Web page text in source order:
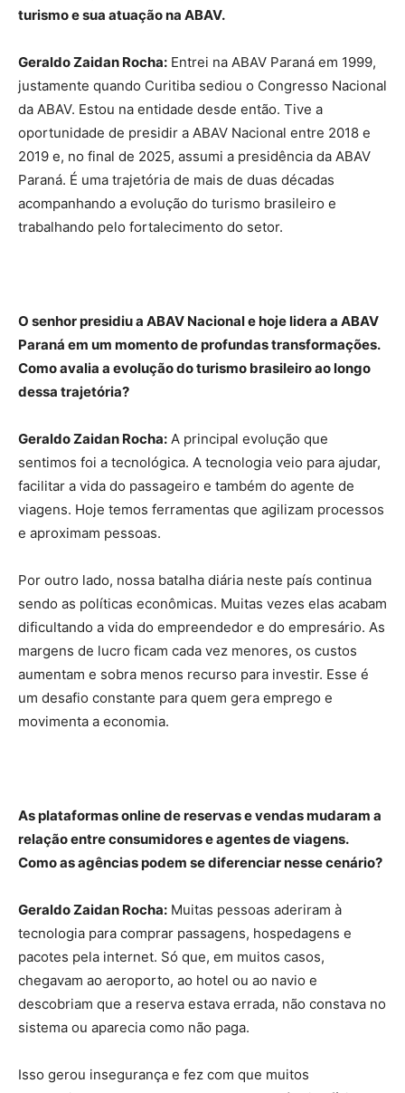
turismo e sua atuação na ABAV.
Geraldo Zaidan Rocha: Entrei na ABAV Paraná em 1999,
justamente quando Curitiba sediou o Congresso Nacional
da ABAV. Estou na entidade desde então. Tive a
oportunidade de presidir a ABAV Nacional entre 2018 e
2019 e, no final de 2025, assumi a presidência da ABAV
Paraná. É uma trajetória de mais de duas décadas
acompanhando a evolução do turismo brasileiro e
trabalhando pelo fortalecimento do setor.
O senhor presidiu a ABAV Nacional e hoje lidera a ABAV
Paraná em um momento de profundas transformações.
Como avalia a evolução do turismo brasileiro ao longo
dessa trajetória?
Geraldo Zaidan Rocha: A principal evolução que
sentimos foi a tecnológica. A tecnologia veio para ajudar,
facilitar a vida do passageiro e também do agente de
viagens. Hoje temos ferramentas que agilizam processos
e aproximam pessoas.
Por outro lado, nossa batalha diária neste país continua
sendo as políticas econômicas. Muitas vezes elas acabam
dificultando a vida do empreendedor e do empresário. As
margens de lucro ficam cada vez menores, os custos
aumentam e sobra menos recurso para investir. Esse é
um desafio constante para quem gera emprego e
movimenta a economia.
As plataformas online de reservas e vendas mudaram a
relação entre consumidores e agentes de viagens.
Como as agências podem se diferenciar nesse cenário?
Geraldo Zaidan Rocha: Muitas pessoas aderiram à
tecnologia para comprar passagens, hospedagens e
pacotes pela internet. Só que, em muitos casos,
chegavam ao aeroporto, ao hotel ou ao navio e
descobriam que a reserva estava errada, não constava no
sistema ou aparecia como não paga.
Isso gerou insegurança e fez com que muitos